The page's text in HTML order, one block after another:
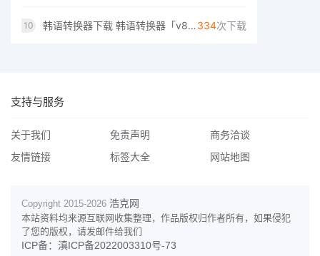
10 韩语转换器下载 韩语转换器「v8.4.6」中文版 334次下载
支持与服务
关于我们 免责声明
商务洽谈
友情链接
标签大全 网站地图
Copyright 2015-2026 浩克网
本站资料均来源互联网收集整理，作品版权归作者所有，如果侵犯
了您的版权，请发邮件给我们
ICP备：滇ICP备2022003310号-73